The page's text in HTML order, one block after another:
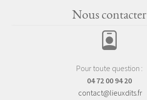
Nous contacter
Pour toute question :
04 72 00 94 20
contact@lieuxdits.fr